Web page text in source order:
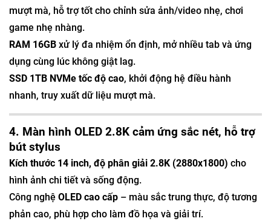
mượt mà, hỗ trợ tốt cho chỉnh sửa ảnh/video nhẹ, chơi
game nhẹ nhàng.
RAM 16GB xử lý đa nhiệm ổn định, mở nhiều tab và ứng
dụng cùng lúc không giật lag.
SSD 1TB NVMe tốc độ cao, khởi động hệ điều hành
nhanh, truy xuất dữ liệu mượt mà.
4. Màn hình OLED 2.8K cảm ứng sắc nét, hỗ trợ
bút stylus
Kích thước 14 inch, độ phân giải 2.8K (2880x1800) cho
hình ảnh chi tiết và sống động.
Công nghệ OLED cao cấp – màu sắc trung thực, độ tương
phản cao, phù hợp cho làm đồ họa và giải trí.